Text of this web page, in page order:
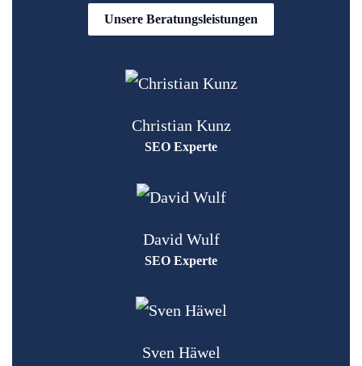
Unsere Beratungsleistungen
Christian Kunz
SEO Experte
David Wulf
SEO Experte
Sven Häwel